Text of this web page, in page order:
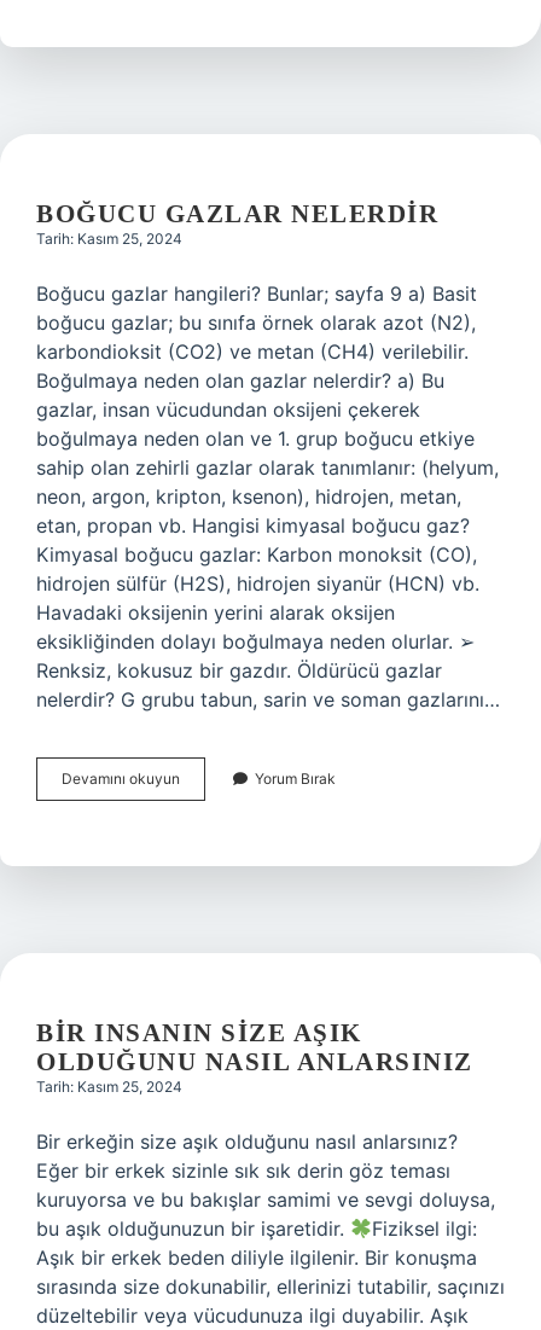
BOĞUCU GAZLAR NELERDIR
Tarih: Kasım 25, 2024
Boğucu gazlar hangileri? Bunlar; sayfa 9 a) Basit
boğucu gazlar; bu sınıfa örnek olarak azot (N2),
karbondioksit (CO2) ve metan (CH4) verilebilir.
Boğulmaya neden olan gazlar nelerdir? a) Bu
gazlar, insan vücudundan oksijeni çekerek
boğulmaya neden olan ve 1. grup boğucu etkiye
sahip olan zehirli gazlar olarak tanımlanır: (helyum,
neon, argon, kripton, ksenon), hidrojen, metan,
etan, propan vb. Hangisi kimyasal boğucu gaz?
Kimyasal boğucu gazlar: Karbon monoksit (CO),
hidrojen sülfür (H2S), hidrojen siyanür (HCN) vb.
Havadaki oksijenin yerini alarak oksijen
eksikliğinden dolayı boğulmaya neden olurlar. ➢
Renksiz, kokusuz bir gazdır. Öldürücü gazlar
nelerdir? G grubu tabun, sarin ve soman gazlarını…
Devamını okuyun
Gazlar
Yorum Bırak
BIR INSANIN SIZE AŞIK
OLDUĞUNU NASIL ANLARSINIZ
Tarih: Kasım 25, 2024
Bir erkeğin size aşık olduğunu nasıl anlarsınız?
Eğer bir erkek sizinle sık sık derin göz teması
kuruyorsa ve bu bakışlar samimi ve sevgi doluysa,
bu aşık olduğunuzun bir işaretidir.
Fiziksel ilgi:
Aşık bir erkek beden diliyle ilgilenir. Bir konuşma
sırasında size dokunabilir, ellerinizi tutabilir, saçınızı
düzeltebilir veya vücudunuza ilgi duyabilir. Aşık